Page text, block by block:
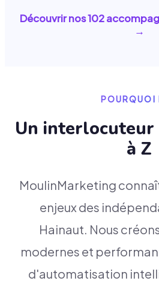
Découvrir nos102
→
POURQUOI
Un interlocuteur
à Z
MoulinMarketing
enjeux des
Hainaut. Nous
modernes et
d'automatisation